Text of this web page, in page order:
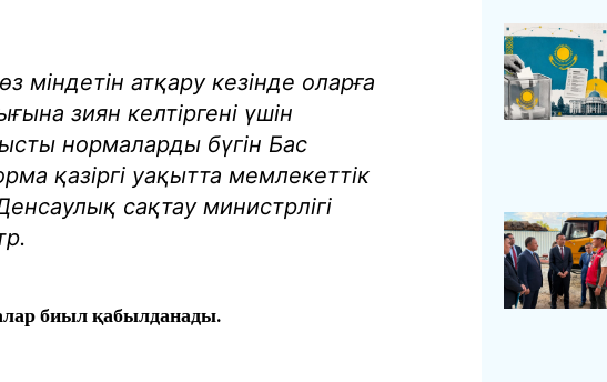
атқару кезінде оларға
зиян келтіргені үшін
нормаларды бүгін Бас
қазіргі уақытта мемлекеттік
сақтау министрлігі
биыл қабылданады.